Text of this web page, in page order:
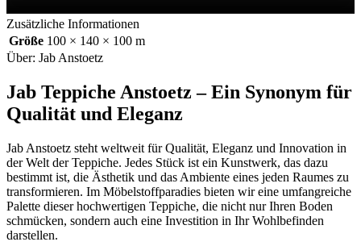
Zusätzliche Informationen
Größe 100 × 140 × 100 m
Über: Jab Anstoetz
Jab Teppiche Anstoetz – Ein Synonym für
Qualität und Eleganz
Jab Anstoetz steht weltweit für Qualität, Eleganz und Innovation in
der Welt der Teppiche. Jedes Stück ist ein Kunstwerk, das dazu
bestimmt ist, die Ästhetik und das Ambiente eines jeden Raumes zu
transformieren. Im Möbelstoffparadies bieten wir eine umfangreiche
Palette dieser hochwertigen Teppiche, die nicht nur Ihren Boden
schmücken, sondern auch eine Investition in Ihr Wohlbefinden
darstellen.